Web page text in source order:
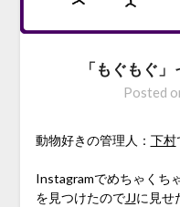
「もぐもぐ
Posted
動物好きの管理人： 下村
Instagramでめちゃくち
を見つけたのでJJに見せ